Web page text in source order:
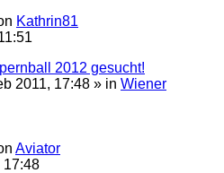
Kathrin81
2012 gesucht!
2011, 17:48 » in Wiener
Aviator
17:48